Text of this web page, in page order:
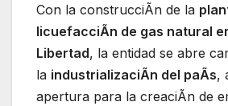
Con la construcciÃn de la
licuefacciÃn de gas natural
Libertad, la entidad se abre
la industrializaciÃn del paÃs,
apertura para la creaciÃn de